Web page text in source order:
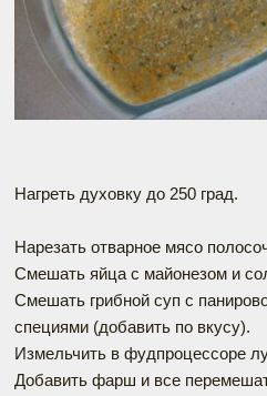
Нагреть духовку до 250 град.
Нарезать отварное мясо
Смешать яйца с майонезом и
Смешать грибной суп с
специями (добавить по вкусу).
Измельчить в фудпроцессоре
Добавить фарш и все